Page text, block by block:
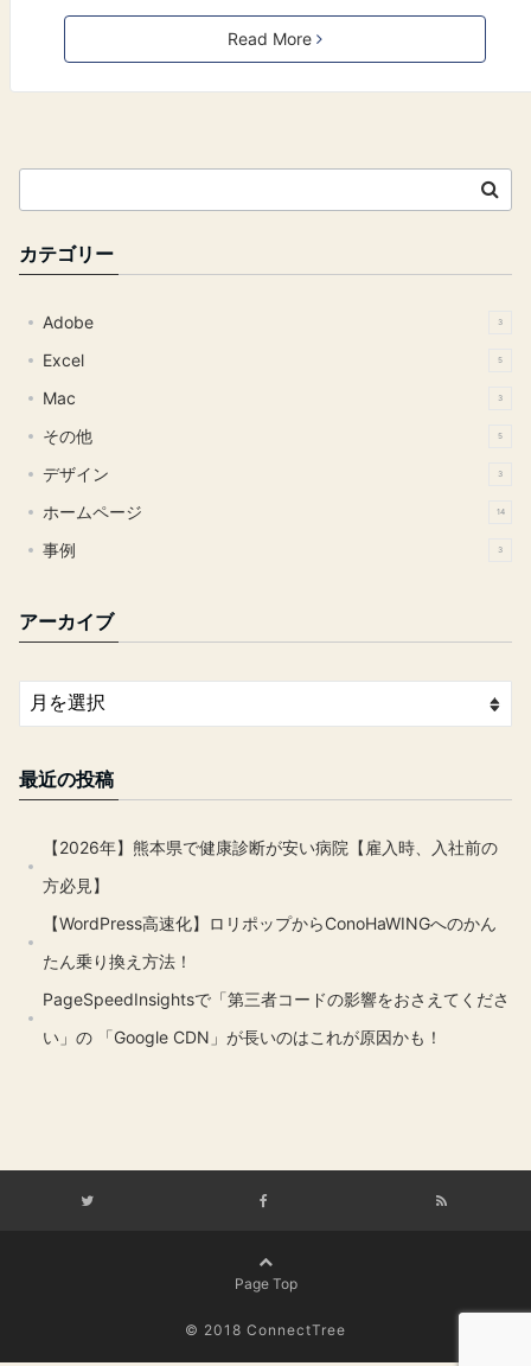
Read More
カテゴリー
Adobe 3
Excel 5
Mac 3
その他 5
デザイン 3
ホームページ 14
事例 3
アーカイブ
最近の投稿
【2026年】熊本県で健康診断が安い病院【雇入時、入社前の
方必見】
【WordPress高速化】ロリポップからConoHaWINGへのかん
たん乗り換え方法！
PageSpeedInsightsで「第三者コードの影響をおさえてくださ
い」の 「Google CDN」が長いのはこれが原因かも！
Page Top
© 2018 ConnectTree